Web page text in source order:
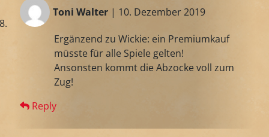
Toni Walter | 10. Dezember 2019
Ergänzend zu Wickie: ein Premiumkauf
müsste für alle Spiele gelten!
Ansonsten kommt die Abzocke voll zum
Zug!
Reply